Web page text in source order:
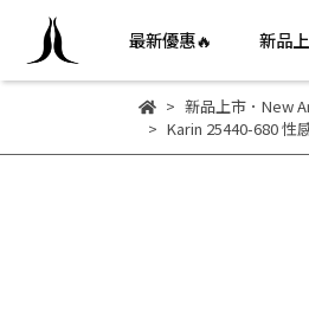
最新優惠🔥 新品
新品上市．New
Karin 25440-680 性